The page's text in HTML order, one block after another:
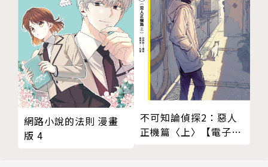
網路小說的法則 漫畫
版 4
不可知論偵探2：惡人
正機篇〈上〉【電子特